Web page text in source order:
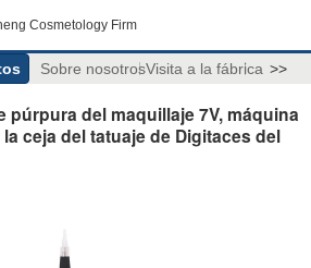
Cosmetology Firm
Sobre nosotrosVisita a la fábrica >>
púrpura del maquillaje 7V, máquina
ceja del tatuaje de Digitaces del